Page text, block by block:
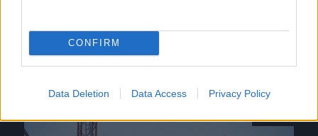
CONFIRM
Data Deletion Data Access Privacy Policy